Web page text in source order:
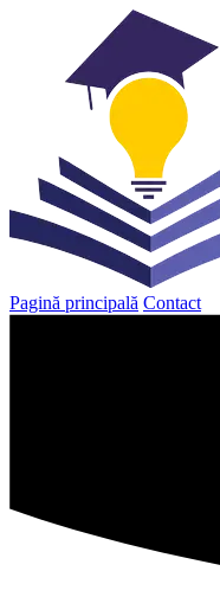
Pagină principală Contact